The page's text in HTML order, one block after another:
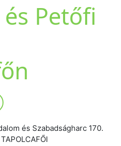
Petőfi
és Szabadságharc 170.